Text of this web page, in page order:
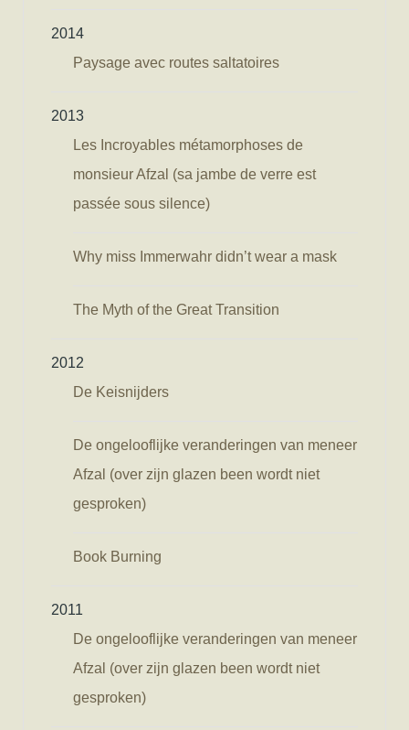
2014
Paysage avec routes saltatoires
2013
Les Incroyables métamorphoses de
monsieur Afzal (sa jambe de verre est
passée sous silence)
Why miss Immerwahr didn’t wear a mask
The Myth of the Great Transition
2012
De Keisnijders
De ongelooflijke veranderingen van meneer
Afzal (over zijn glazen been wordt niet
gesproken)
Book Burning
2011
De ongelooflijke veranderingen van meneer
Afzal (over zijn glazen been wordt niet
gesproken)